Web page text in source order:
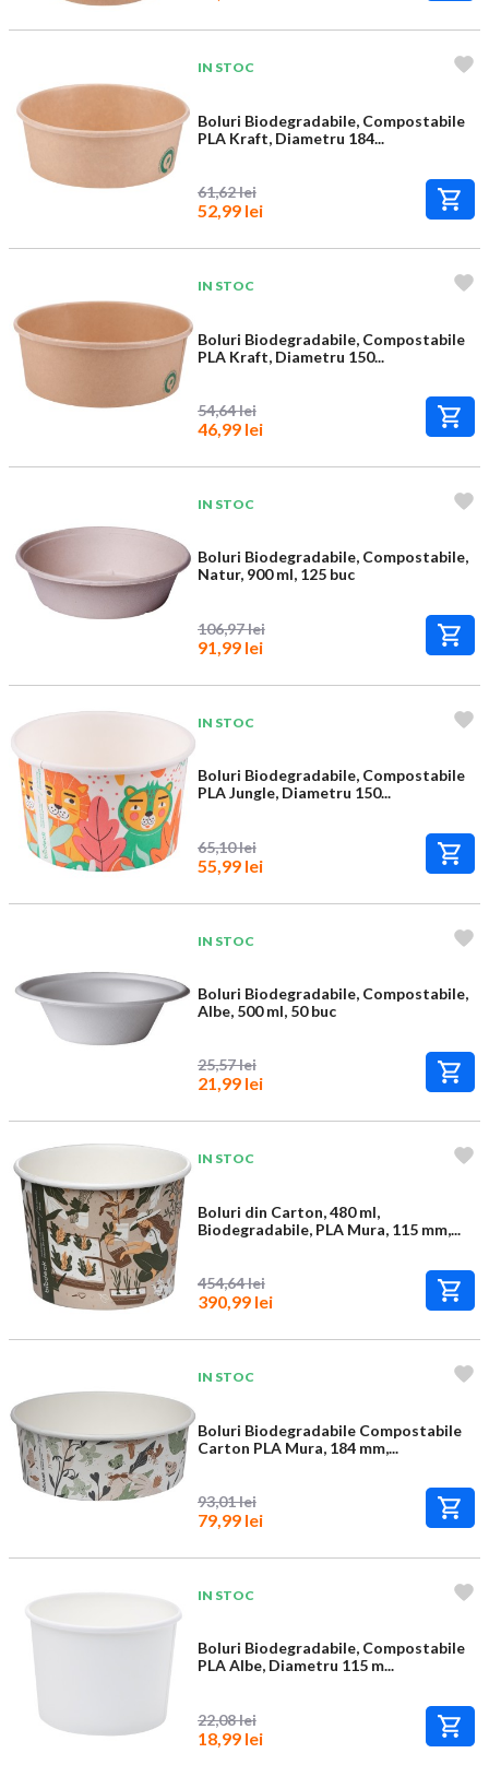
IN STOC
Boluri Biodegradabile, Compostabile
PLA Kraft, Diametru 184...
61,62 lei
52,99 lei
IN STOC
Boluri Biodegradabile, Compostabile
PLA Kraft, Diametru 150...
54,64 lei
46,99 lei
IN STOC
Boluri Biodegradabile, Compostabile,
Natur, 900 ml, 125 buc
106,97 lei
91,99 lei
IN STOC
Boluri Biodegradabile, Compostabile
PLA Jungle, Diametru 150...
65,10 lei
55,99 lei
IN STOC
Boluri Biodegradabile, Compostabile,
Albe, 500 ml, 50 buc
25,57 lei
21,99 lei
IN STOC
Boluri din Carton, 480 ml,
Biodegradabile, PLA Mura, 115 mm,...
454,64 lei
390,99 lei
IN STOC
Boluri Biodegradabile Compostabile
Carton PLA Mura, 184 mm,...
93,01 lei
79,99 lei
IN STOC
Boluri Biodegradabile, Compostabile
PLA Albe, Diametru 115 m...
22,08 lei
18,99 lei